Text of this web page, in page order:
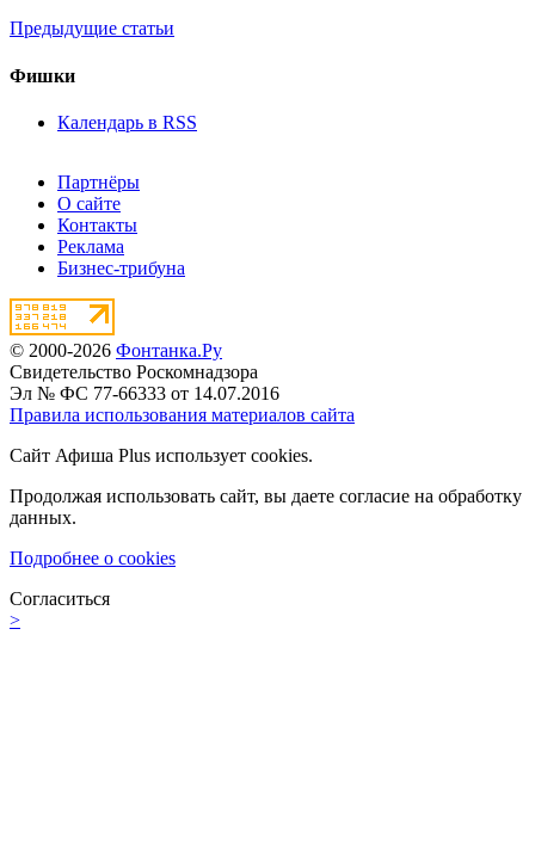
Предыдущие статьи
Фишки
Календарь в RSS
Партнёры
О сайте
Контакты
Реклама
Бизнес-трибуна
© 2000-2026 Фонтанка.Ру
Свидетельство Роскомнадзора
Эл № ФС 77-66333 от 14.07.2016
Правила использования материалов сайта
Сайт Афиша Plus использует cookies.
Продолжая использовать сайт, вы даете согласие на обработку
данных.
Подробнее о cookies
Согласиться
>